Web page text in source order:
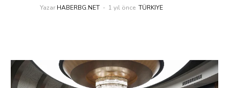
Yazar HABERBG.NET 1 yıl önce TÜRKIYE